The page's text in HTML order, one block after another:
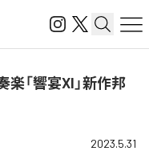
「響宴XI」新作邦
2023.5.31